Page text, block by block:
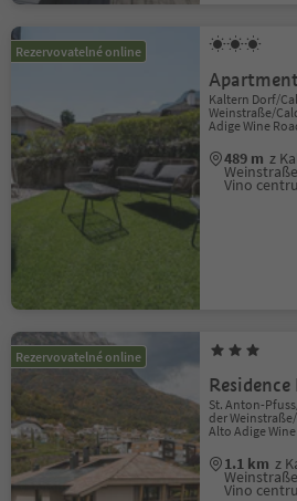
Rezervovatelné online
Kaltern Dorf/
Weinstraße/
Adige Wine
489 m z
Vino
Rezervovatelné online
St. Anton-
der
Alto Adige
1.1 km z
Vino